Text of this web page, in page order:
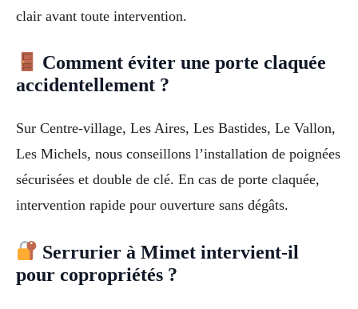
clair avant toute intervention.
Comment éviter une porte claquée
accidentellement ?
Sur Centre-village, Les Aires, Les Bastides, Le Vallon,
Les Michels, nous conseillons l’installation de poignées
sécurisées et double de clé. En cas de porte claquée,
intervention rapide pour ouverture sans dégâts.
Serrurier à Mimet intervient-il
pour copropriétés ?